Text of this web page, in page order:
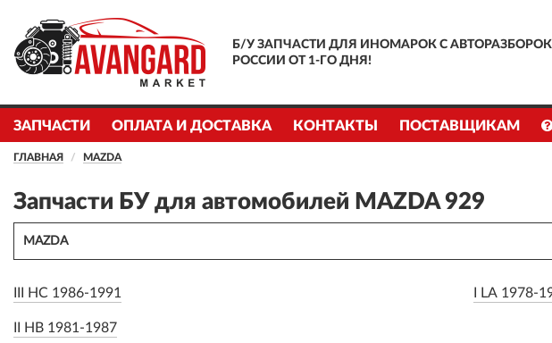
Б/У ЗАПЧАСТИ ДЛЯ ИНОМАРОК С
РОССИИ ОТ 1-ГО ДНЯ!
ЗАПЧАСТИ ОПЛАТА И ДОСТАВКА КОНТАКТЫ ПОСТАВЩИКАМ
ГЛАВНАЯ MAZDA
Запчасти БУ для автомобилей MAZDA 929
MAZDA
III HC 1986-1991
II HB 1981-1987
I LA 1978-